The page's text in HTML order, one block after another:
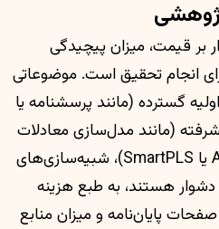
بر قیمت، میزان پیچیدگی
انجام تحقیق است. موضوعاتی
گسترده (مانند پرسشنامه یا
(مانند مدل‌سازی معادلات
ساختاری با نرم‌افزارهای AMOS یا SmartPLS)، شبیه‌سازی‌های
دشوار هستند، به طبع هزینه
پایان‌نامه و میزان منابع